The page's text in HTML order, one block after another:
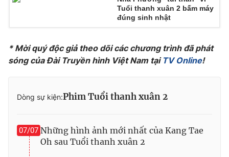
Tuổi thanh xuân 2 bấm máy
đúng sinh nhật
* Mời quý độc giả theo dõi các chương trình đã phát
sóng của Đài Truyền hình Việt Nam tại TV Online!
Dòng sự kiện:Phim Tuổi thanh xuân 2
07/07 Những hình ảnh mới nhất của Kang Tae
Oh sau Tuổi thanh xuân 2